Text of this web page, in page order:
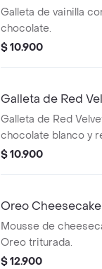
Galleta de vainilla
chocolate.
$ 10.900
Galleta de Red
Galleta de Red
chocolate blanco y
Cheesecake.
$ 10.900
Oreo
Mousse de
Oreo triturada.
$ 12.900